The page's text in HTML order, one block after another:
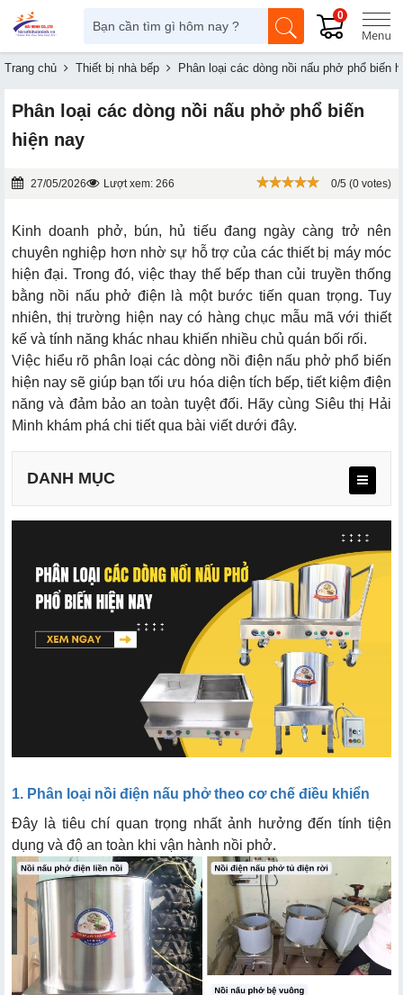
0
Trang chủ Thiết bị nhà bếp Phân loại các dòng nồi nấu phở phổ biến
Phân loại các dòng nồi nấu phở phổ biến
hiện nay
27/05/2026 Lượt xem: 266 0/5 (0 votes)
Kinh doanh phở, bún, hủ tiếu đang ngày càng trở nên
chuyên nghiệp hơn nhờ sự hỗ trợ của các thiết bị máy móc
hiện đại. Trong đó, việc thay thế bếp than củi truyền thống
bằng nồi nấu phở điện là một bước tiến quan trọng. Tuy
nhiên, thị trường hiện nay có hàng chục mẫu mã với thiết
kế và tính năng khác nhau khiến nhiều chủ quán bối rối.
Việc hiểu rõ phân loại các dòng nồi điện nấu phở phổ biến
hiện nay sẽ giúp bạn tối ưu hóa diện tích bếp, tiết kiệm điện
năng và đảm bảo an toàn tuyệt đối. Hãy cùng Siêu thị Hải
Minh khám phá chi tiết qua bài viết dưới đây.
DANH MỤC
1.2. Nồi điện nấu phở tủ điện rời
1.3. Nồi nấu phở bệ vuông
2.1. Nồi đơn (Nồi tách rời)
2.2. Bộ nồi nấu phở đôi/ba trên xe đẩy
4.1. Nồi điện nấu phở Inox 304 (Dòng cao cấp)
4.2. Nồi nấu phở Inox 201 (Dòng giá rẻ)
1. Phân loại nồi điện nấu phở theo cơ chế điều khiển
Đây là tiêu chí quan trọng nhất ảnh hưởng đến tính tiện
dụng và độ an toàn khi vận hành nồi phở.